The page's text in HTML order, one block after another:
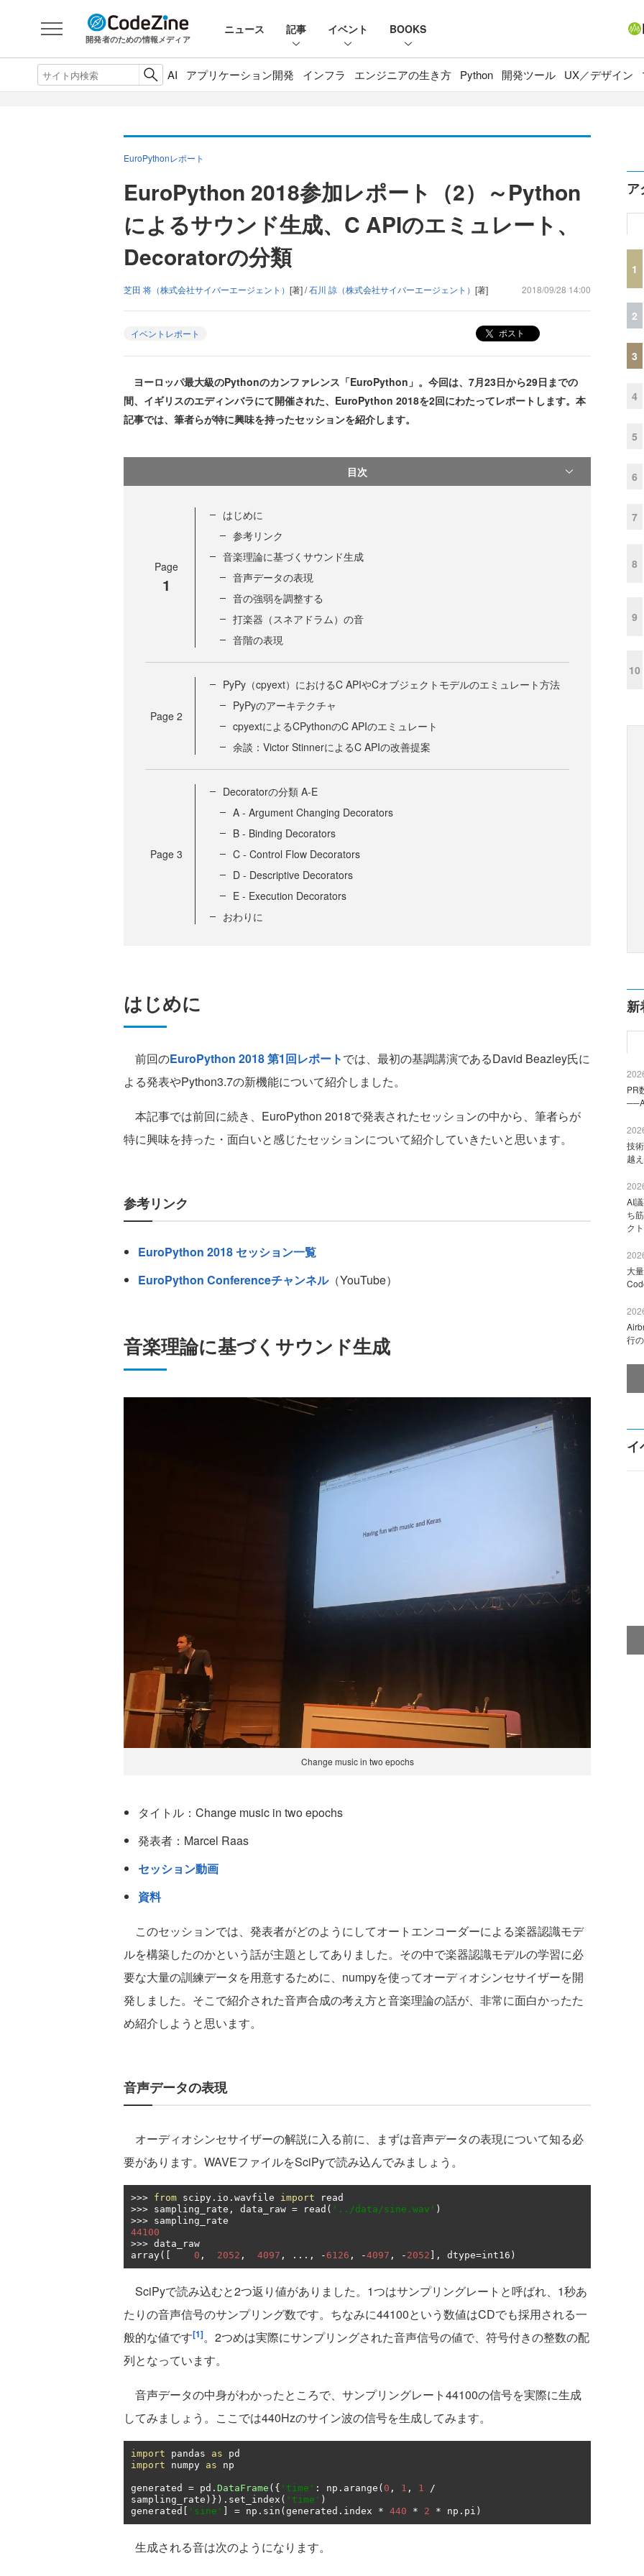
開発者のための情報メディア
ニュース 記事 イベント BOOKS
AI アプリケーション開発 インフラ エンジニアの生き方 Python 開発ツール UX／デザイン
EuroPythonレポート
EuroPython 2018参加レポート（2）～Python
によるサウンド生成、C APIのエミュレート、
Decoratorの分類
芝田 将（株式会社サイバーエージェント） [著] /石川 諒（株式会社サイバーエージェント） [著] 2018/09/28 14:00
イベントレポート ポスト
ヨーロッパ最大級のPythonのカンファレンス「EuroPython」。今回は、7月23日から29日までの
間、イギリスのエディンバラにて開催された、EuroPython 2018を2回にわたってレポートします。本
記事では、筆者らが特に興味を持ったセッションを紹介します。
目次
Page
1
はじめに
参考リンク
音楽理論に基づくサウンド生成
音声データの表現
音の強弱を調整する
打楽器（スネアドラム）の音
音階の表現
Page 2
PyPy（cpyext）におけるC APIやCオブジェクトモデルのエミュレート方法
PyPyのアーキテクチャ
cpyextによるCPythonのC APIのエミュレート
余談：Victor StinnerによるC APIの改善提案
Page 3
Decoratorの分類 A-E
A - Argument Changing Decorators
B - Binding Decorators
C - Control Flow Decorators
D - Descriptive Decorators
E - Execution Decorators
おわりに
はじめに
前回のEuroPython 2018 第1回レポートでは、最初の基調講演であるDavid Beazley氏に
よる発表やPython3.7の新機能について紹介しました。
本記事では前回に続き、EuroPython 2018で発表されたセッションの中から、筆者らが
特に興味を持った・面白いと感じたセッションについて紹介していきたいと思います。
参考リンク
EuroPython 2018 セッション一覧
EuroPython Conferenceチャンネル（YouTube）
音楽理論に基づくサウンド生成
Change music in two epochs
タイトル：Change music in two epochs
発表者：Marcel Raas
セッション動画
資料
このセッションでは、発表者がどのようにしてオートエンコーダーによる楽器認識モデ
ルを構築したのかという話が主題としてありました。その中で楽器認識モデルの学習に必
要な大量の訓練データを用意するために、numpyを使ってオーディオシンセサイザーを開
発しました。そこで紹介された音声合成の考え方と音楽理論の話が、非常に面白かったた
め紹介しようと思います。
音声データの表現
オーディオシンセサイザーの解説に入る前に、まずは音声データの表現について知る必
要があります。WAVEファイルをSciPyで読み込んでみましょう。
>>> from scipy . io . wavfile import
>>> sampling_rate , data_raw = read ( '../data/sine.wav' )
>>>
44100
>>> data_raw
array([ 0 , 2052 , 4097 , ..., - 6126 , -4097 , - 2052 ], dtype=int16 )
SciPyで読み込むと2つ返り値がありました。1つはサンプリングレートと呼ばれ、1秒あ
たりの音声信号のサンプリング数です。ちなみに44100という数値はCDでも採用される一
般的な値です[1]。2つめは実際にサンプリングされた音声信号の値で、符号付きの整数の配
列となっています。
音声データの中身がわかったところで、サンプリングレート44100の信号を実際に生成
してみましょう。ここでは440Hzのサイン波の信号を生成してみます。
import pandas as
import numpy as np
generated = pd . DataFrame ({ 'time' : np . arange ( 0 , 1 , 1
/
sampling_rate )}). set_index ( 'time' )
generated [ 'sine' ] = np . sin (generated . index * 440 * 2 * np . pi )
生成される音は次のようになります。
ア
1
2
3
4
5
6
7
8
9
10
新
PR
技
越
AI
ち
ク
大
行
イ